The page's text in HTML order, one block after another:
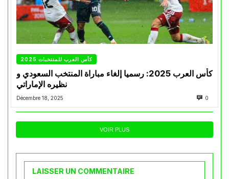
كأس العرب للمنتخبات 2025
كأس العرب 2025: رسميا إلغاء مباراة المنتخب السعودي و
نظيره الإماراتي
Décembre 18, 2025 0
VOIR PLUS
LAISSER UN COMMENTAIRE